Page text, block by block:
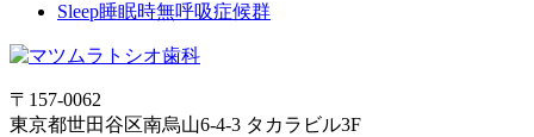
Sleep睡眠時無呼吸症候群
〒157-0062
東京都世田谷区南烏山6-4-3 タカラビル3F